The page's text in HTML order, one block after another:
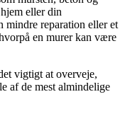
eller din
mindre reparation eller et
en murer kan være
vigtigt at overveje,
af de mest almindelige